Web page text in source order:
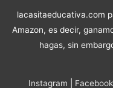
lacasitaeducativa.com
Amazon, es decir,
hagas, sin
Instagram Facebook